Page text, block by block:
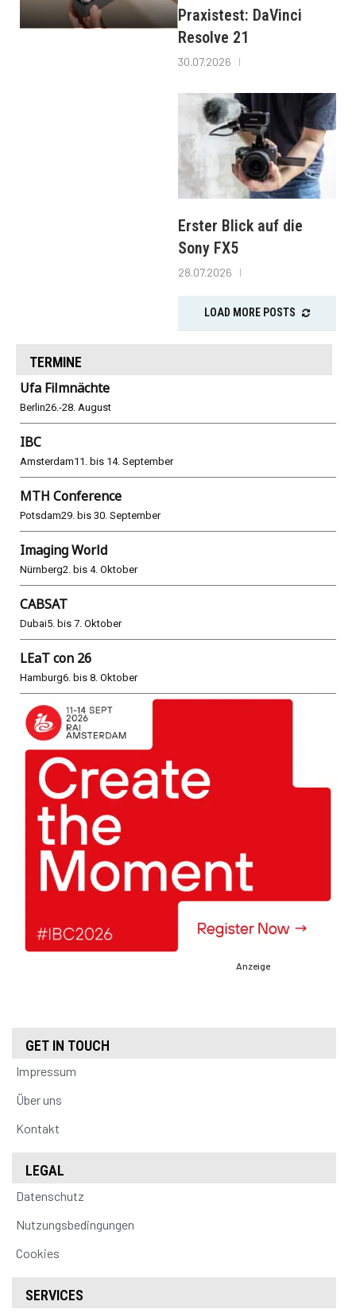
Praxistest: DaVinci
Resolve 21
30.07.2026
Erster Blick auf die
Sony FX5
28.07.2026
LOAD MORE POSTS
TERMINE
Ufa Filmnächte
Berlin26.-28. August
IBC
Amsterdam11. bis 14. September
MTH Conference
Potsdam29. bis 30. September
Imaging World
Nürnberg2. bis 4. Oktober
CABSAT
Dubai5. bis 7. Oktober
LEaT con 26
Hamburg6. bis 8. Oktober
Anzeige
GET IN TOUCH
Impressum
Über uns
Kontakt
LEGAL
Datenschutz
Nutzungsbedingungen
Cookies
SERVICES